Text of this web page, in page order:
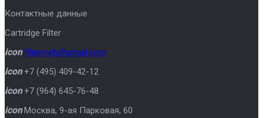
Контактные данные
Cartridge Filter
icon filtermeb@gmail.com
icon +7 (495) 409-42-12
icon +7 (964) 645-76-48
icon Москва, 9-ая Парковая, 60